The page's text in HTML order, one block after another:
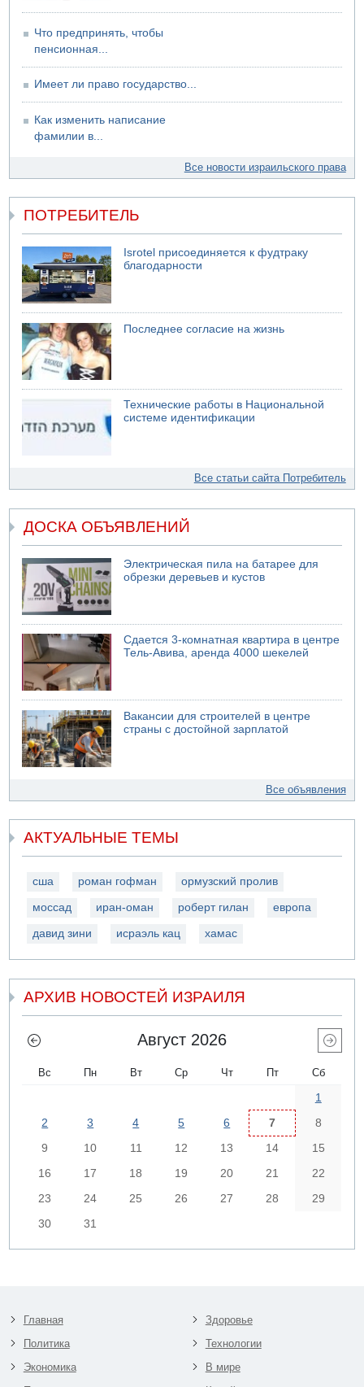
Что предпринять, чтобы
пенсионная...
Имеет ли право государство...
Как изменить написание
фамилии в...
Все новости израильского права
ПОТРЕБИТЕЛЬ
Isrotel присоединяется к фудтраку
благодарности
Последнее согласие на жизнь
Технические работы в Национальной
системе идентификации
Все статьи сайта Потребитель
ДОСКА ОБЪЯВЛЕНИЙ
Электрическая пила на батарее для
обрезки деревьев и кустов
Сдается 3-комнатная квартира в центре
Тель-Авива, аренда 4000 шекелей
Вакансии для строителей в центре
страны с достойной зарплатой
Все объявления
АКТУАЛЬНЫЕ ТЕМЫ
сша роман гофман ормузский пролив
моссад иран-оман роберт гилан европа
давид зини исраэль кац хамас
АРХИВ НОВОСТЕЙ ИЗРАИЛЯ
Август 2026
Вс Пн Вт Ср Чт Пт Сб
1
2
3 4 5 6 7
8
9
10 11 12 13 14
15
16
17 18 19 20 21
22
23
24 25 26 27 28
29
30
31
Главная
Политика
Экономика
Здоровье
Технологии
В мире